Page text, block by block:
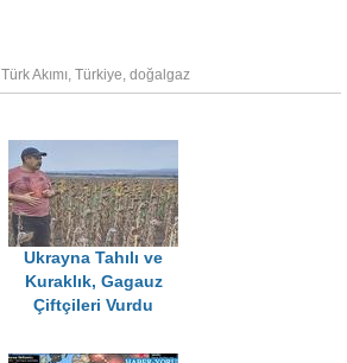
Türk Akımı Türkiye doğalgaz
Ukrayna Tahılı ve
Kuraklık, Gagauz
Çiftçileri Vurdu